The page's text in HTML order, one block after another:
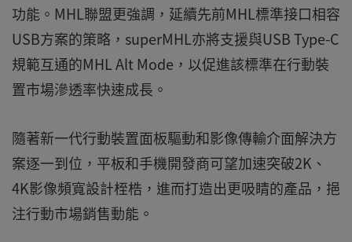
功能。MHL聯盟更強調，延續先前MHL標準接口相容
USB方案的策略，superMHL亦將支援與USB Type-C
規範互通的MHL Alt Mode，以促進該標準在行動裝
置市場滲透率快速成長。
隨著新一代行動裝置面板驅動和影像傳輸介面解決方
案逐一到位，平板和手機開發商可望加速突破2K、
4K影像頻寬設計桎梏，進而打造出更吸睛的產品，挹
注行動市場銷售動能。